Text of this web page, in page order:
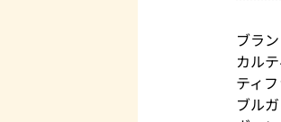
ブラ
カル
ティ
ブル